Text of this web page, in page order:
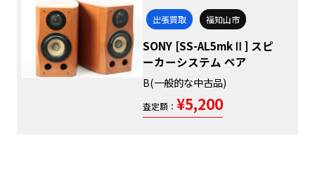
出張買取 福知山市
SONY [SS-AL5mkⅡ] スピ
ーカーシステム ペア
B(一般的な中古品)
査定額： ¥5,200